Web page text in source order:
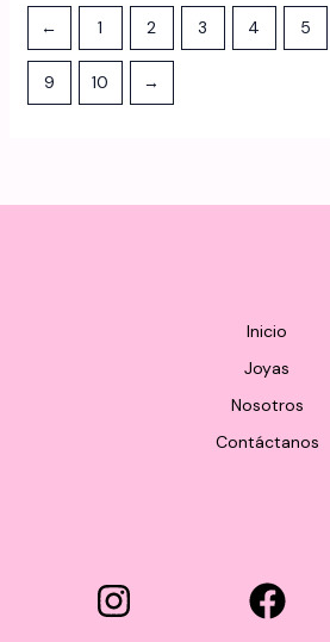
← 1 2 3 4 5
9 10 →
Inicio
Joyas
Nosotros
Contáctanos